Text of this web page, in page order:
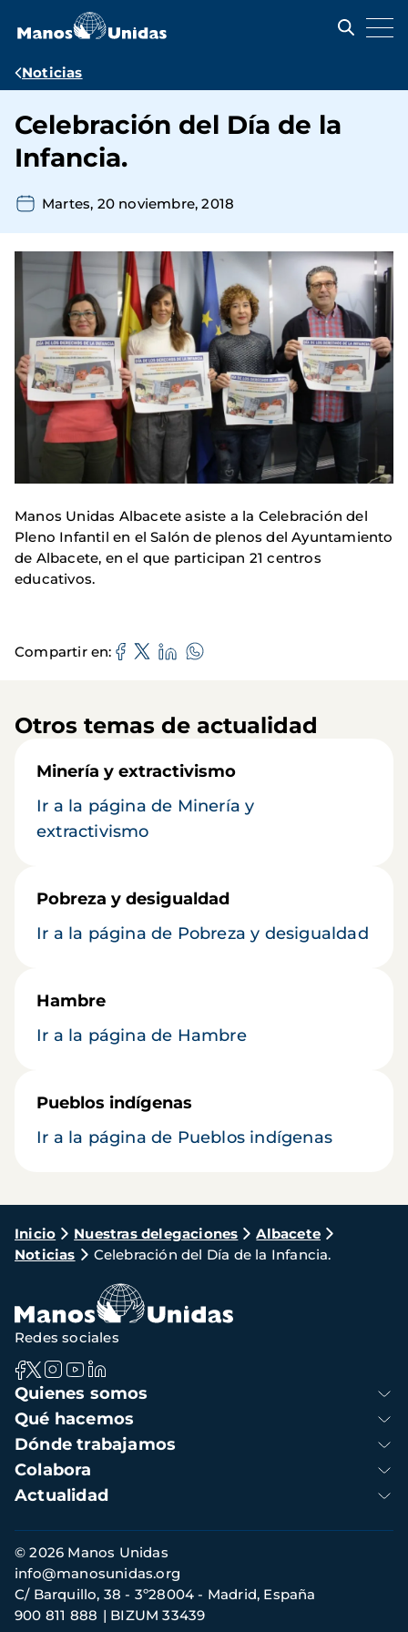
contenido
Ruta
navegación
Noticias
Celebración del Día de la
Infancia.
Martes, 20 noviembre, 2018
Manos Unidas Albacete asiste a la Celebración del
Pleno Infantil en el Salón de plenos del Ayuntamiento
de Albacete, en el que participan 21 centros
educativos.
Compartir en
Otros temas de actualidad
Minería y extractivismo
Ir a la página de Minería y
extractivismo
Pobreza y desigualdad
Ir a la página de Pobreza y desigualdad
Hambre
Ir a la página de Hambre
Pueblos indígenas
Ir a la página de Pueblos indígenas
Ruta
de
navegación
Inicio Nuestras delegaciones
Albacete
Noticias
Celebración del Día de la Infancia.
Navegación
principal
Quienes somos
Qué hacemos
Dónde trabajamos
Colabora
Actualidad
Redes sociales
Información
de
contacto
© 2026 Manos Unidas
C/ Barquillo, 38 - 3º28004 - Madrid, España
900 811 888
BIZUM 33439
info@manosunidas.org